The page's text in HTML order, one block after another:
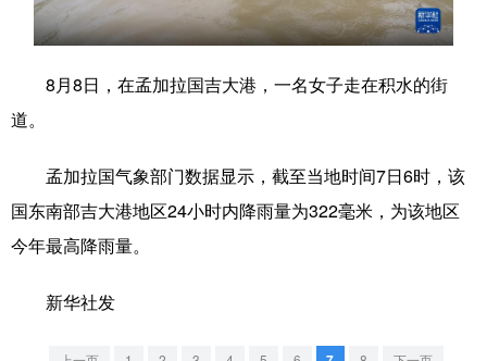
食品 人居 信息化 数字经济
文化产业
8月8日，在孟加拉国吉大港，一名女子走在积水的街
道。
孟加拉国气象部门数据显示，截至当地时间7日6时，该
国东南部吉大港地区24小时内降雨量为322毫米，为该地区
今年最高降雨量。
新华社发